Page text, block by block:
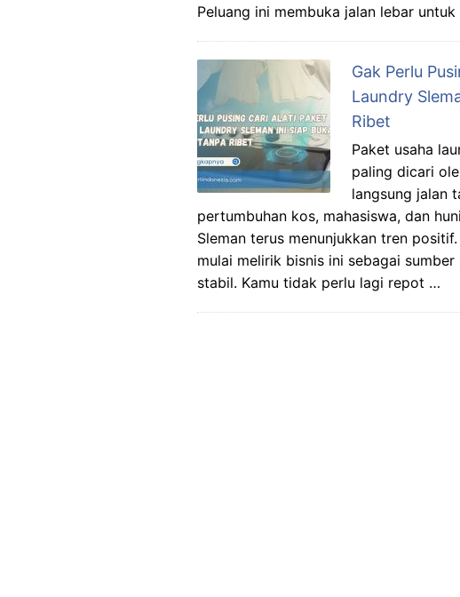
Peluang ini membuka jalan lebar
Gak Perlu
Laundry
Ribet
Paket usaha
paling dicari
langsung jalan
pertumbuhan kos, mahasiswa, dan
Sleman terus menunjukkan tren
mulai melirik bisnis ini sebagai
stabil. Kamu tidak perlu lagi repot …